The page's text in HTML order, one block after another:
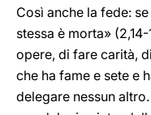
Così anche la fede:
stessa è morta»
opere, di fare carità,
che ha fame e sete e
delegare nessun